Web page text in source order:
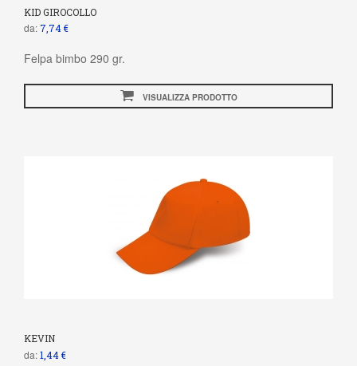
KID GIROCOLLO
da: 7,74 €
Felpa bimbo 290 gr.
VISUALIZZA PRODOTTO
KEVIN
da:1,44 €